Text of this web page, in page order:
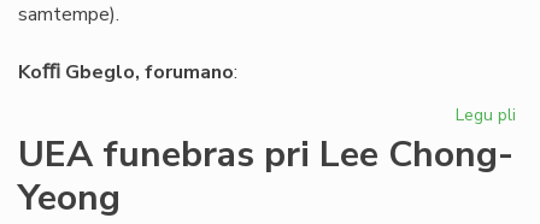
samtempe).
Koﬃ Gbeglo, forumano:
Legu pli
UEA funebras pri Lee Chong-
Yeong